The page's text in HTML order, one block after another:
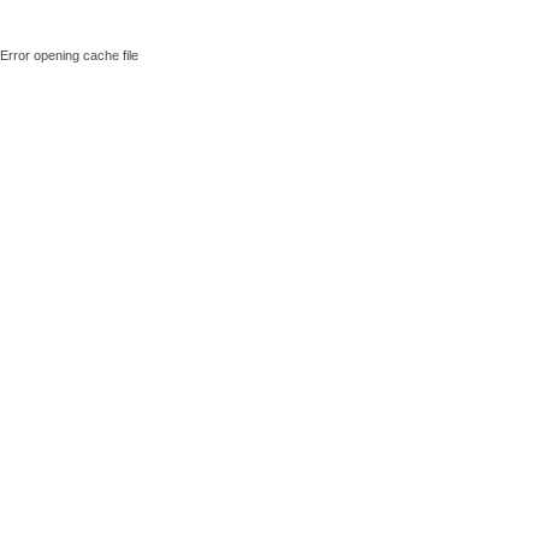
Error opening cache file